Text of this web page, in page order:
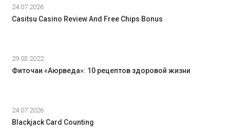
24.07.2026
Casitsu Casino Review And Free Chips Bonus
29.03.2022
Фиточаи «Аюрведа»: 10 рецептов здоровой жизни
24.07.2026
Blackjack Card Counting